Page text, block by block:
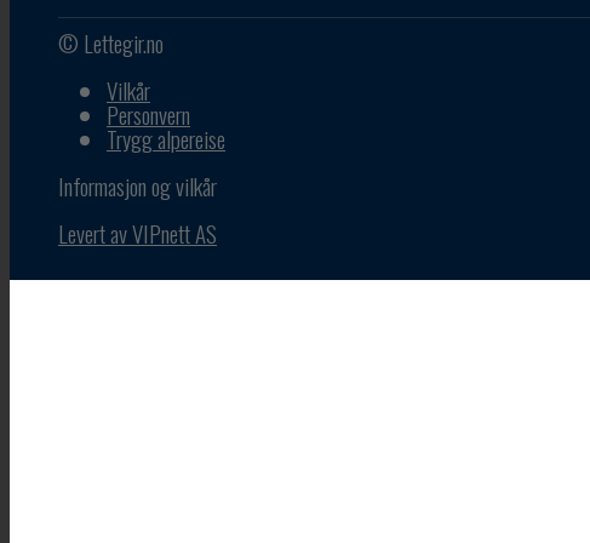
© Lettegir.no
Vilkår
Personvern
Trygg alpereise
Informasjon og vilkår
Levert av VIPnett AS